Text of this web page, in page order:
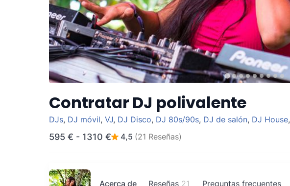
Contratar DJ polivalente
DJs, DJ móvil, VJ, DJ Disco, DJ 80s/90s, DJ de salón, DJ House,
595 € - 1310 € 4,5 (21 Reseñas)
Acerca de Reseñas 21 Preguntas frecuentes